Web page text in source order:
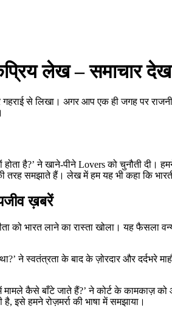
लेख – समाचार देख
से लिखा। अगर आप एक ही जगह पर
है?’ ने खाने‑पीने Lovers को चुनौती दी।
तरह समझाते हैं। लेख में हम यह भी कहा कि
ख़बरें
को भारत लाने का रास्ता खोला। यह फैसला
ने स्वतंत्रता के बाद के ज़ोरदार और दर्दभरे
मामले कैसे बाँटे जाते हैं?’ ने कोर्ट के कामकाज़
इसे हमने रोज़मर्रा की भाषा में समझाया।